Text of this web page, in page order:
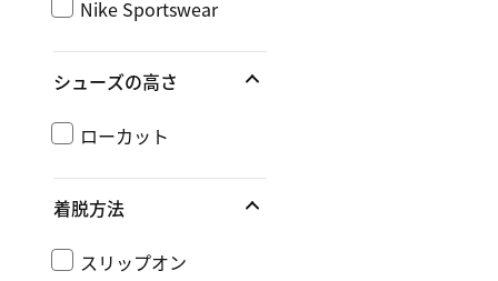
Nike Sportswear
シューズの高さ
ローカット
着脱方法
スリップオン